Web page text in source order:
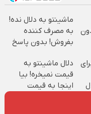
ماشینتو به دلال نده!
به مصرف کننده
بفروش! بدون پاسخ
دلال ماشینتو به
قیمت نمیخره! بیا
اینجا به قیمت